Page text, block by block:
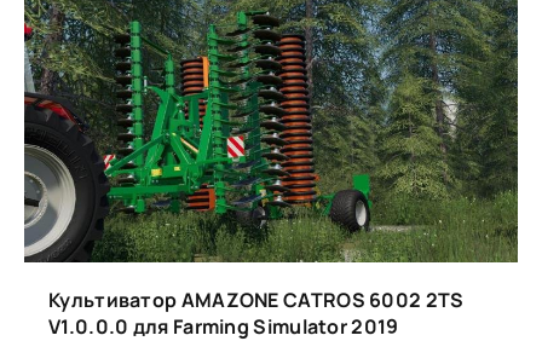
Культиватор AMAZONE CATROS 6002 2TS
V1.0.0.0 для Farming Simulator 2019